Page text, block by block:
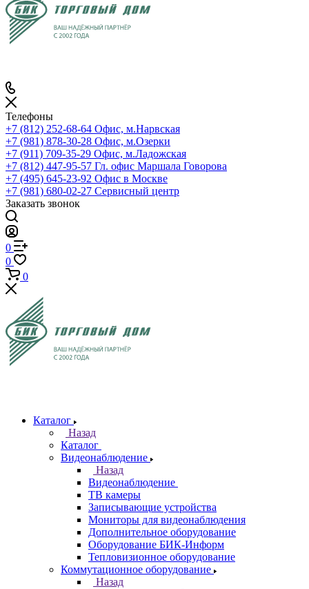
Телефоны
+7 (812) 252-68-64 Офис, м.Нарвская
+7 (981) 878-30-28 Офис, м.Озерки
+7 (911) 709-35-29 Офис, м.Ладожская
+7 (812) 447-95-57 Гл. офис Маршала Говорова
+7 (495) 645-23-92 Офис в Москве
+7 (981) 680-02-27 Сервисный центр
Заказать звонок
0
0
0
Каталог
Назад
Каталог
Видеонаблюдение
Назад
Видеонаблюдение
ТВ камеры
Записывающие устройства
Мониторы для видеонаблюдения
Дополнительное оборудование
Оборудование БИК-Информ
Тепловизионное оборудование
Коммутационное оборудование
Назад